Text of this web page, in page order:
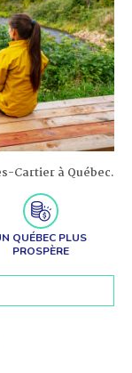
Cartier à Québec.
QUÉBEC PLUS
PROSPÈRE